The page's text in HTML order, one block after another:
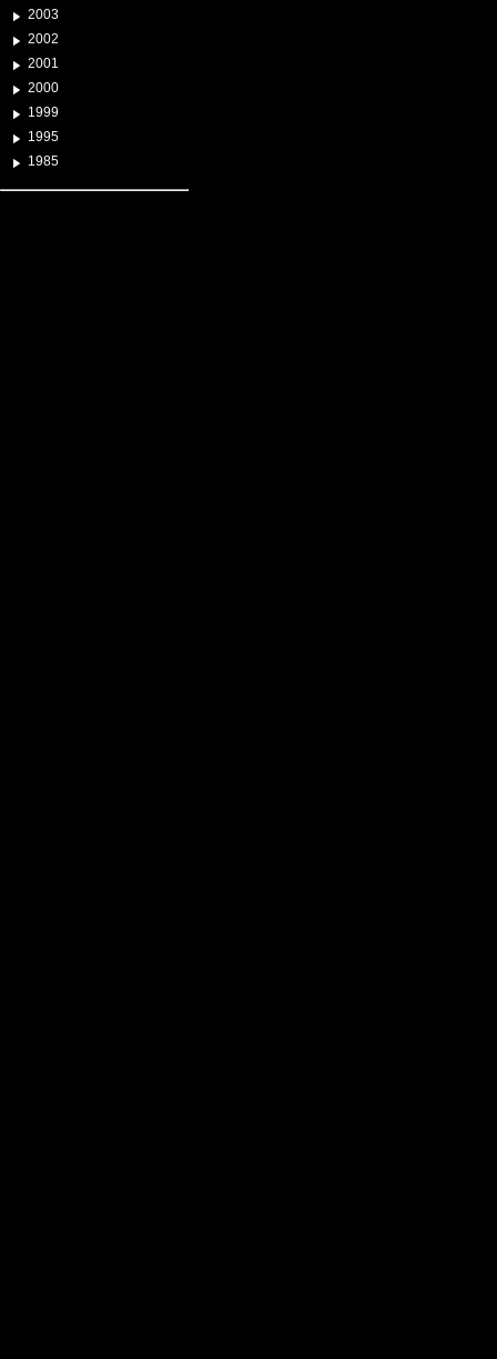
2003
2002
2001
2000
1999
1995
1985